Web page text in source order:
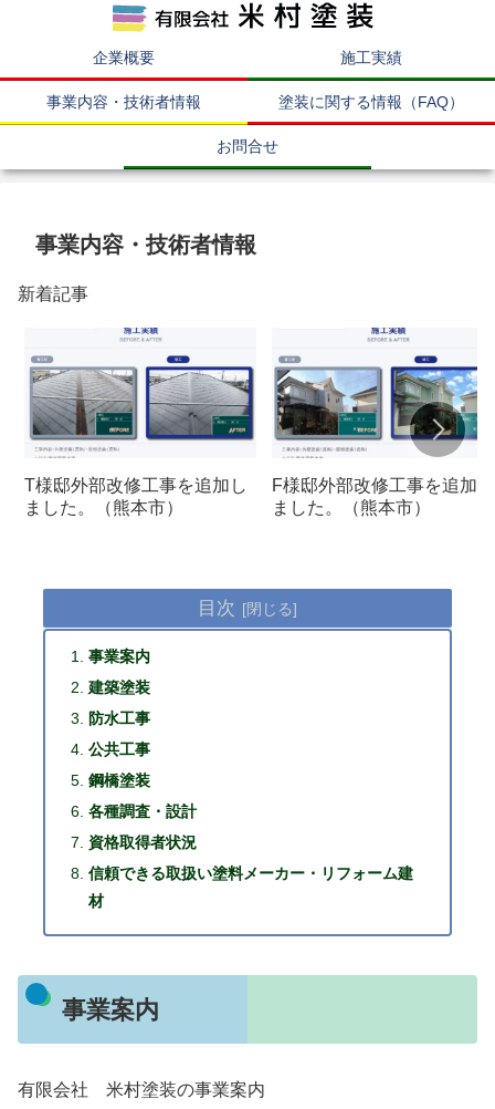
企業概要 施工実績
事業内容・技術者情報 塗装に関する情報（FAQ）
お問合せ
事業内容・技術者情報
新着記事
T様邸外部改修工事を追加し
ました。（熊本市）
F様邸外部改修工事を追加し
ました。（熊本市）
目次
事業案内
建築塗装
防水工事
公共工事
鋼橋塗装
各種調査・設計
資格取得者状況
信頼できる取扱い塗料メーカー・リフォーム建
材
事業案内
有限会社 米村塗装の事業案内